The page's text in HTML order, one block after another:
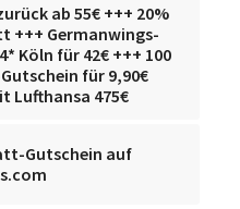
ab 55€ +++ 20%
+++ Germanwings-
Köln für 42€ +++ 100
für 9,90€
Lufthansa 475€
Gutschein auf